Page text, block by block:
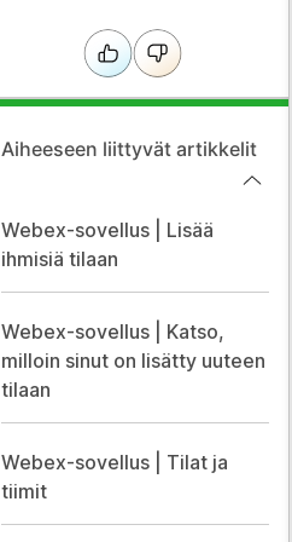
Aiheeseen liittyvät artikkelit
Webex-sovellus | Lisää
ihmisiä tilaan
Webex-sovellus | Katso,
milloin sinut on lisätty uuteen
tilaan
Webex-sovellus | Tilat ja
tiimit